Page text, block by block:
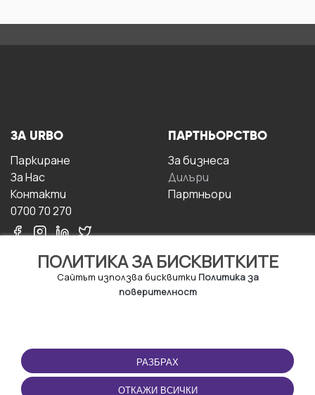
ПОЛИТИКА ЗА БИСКВИТКИТЕ
Сайтът използва бисквитки Политика за
поверителност
РАЗБРАХ
ОТКАЖИ ВСИЧКИ
ЗА URBO
Паркиране
За Hас
Контакти
0700 70 270
ПАРТНЬОРСТВО
За бизнесa
Дилъри
Партньори
ПОЛЗВАНЕ
Правила и условия за
ползване
ПРИЛОЖЕНИЕТО